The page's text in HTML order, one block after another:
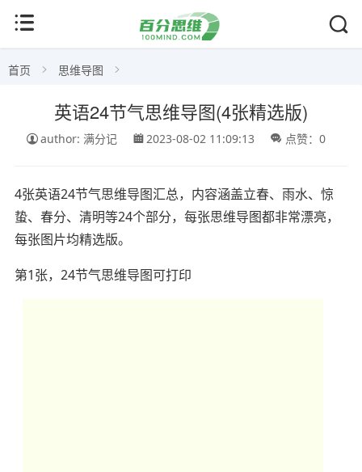
首页 思维导图
英语24节气思维导图(4张精选版)
author: 满分记 2023-08-02 11:09:13 点赞：0
4张英语24节气思维导图汇总，内容涵盖立春、雨水、惊
蛰、春分、清明等24个部分，每张思维导图都非常漂亮，
每张图片均精选版。
第1张，24节气思维导图可打印